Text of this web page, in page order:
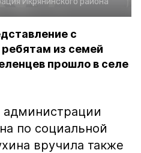
с
из семей
прошло в селе
администрации
по социальной
вручила также